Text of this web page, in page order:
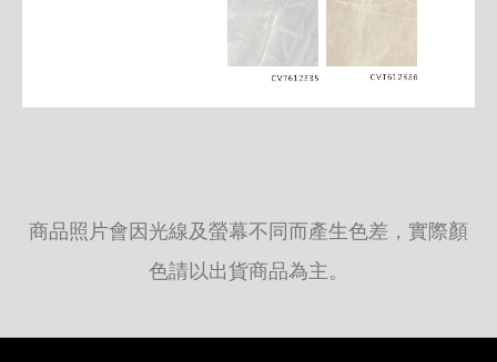
商品照片會因光線及螢幕不同而產生色差，實際顏
色請以出貨商品為主。